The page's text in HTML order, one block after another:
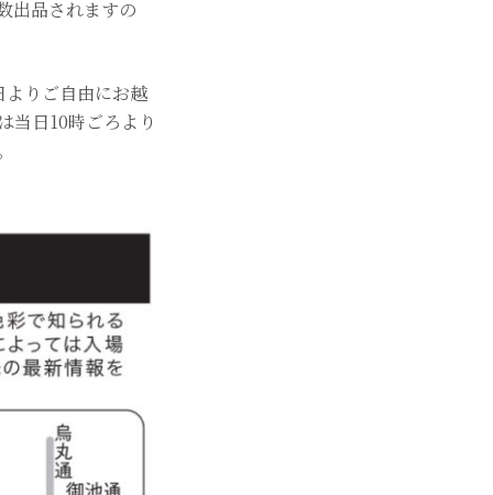
出品されますの
りご自由にお越
当日10時ごろより